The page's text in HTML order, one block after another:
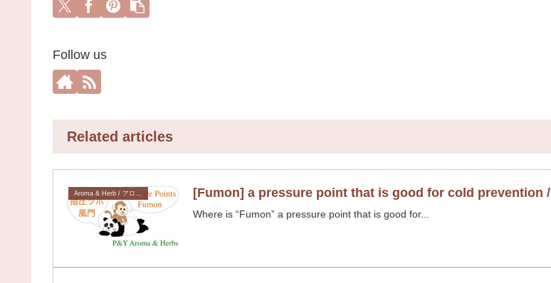
Follow us
Related articles
[Fumon] a pressure point that is good for cold prevention /
Where is “Fumon” a pressure point that is good for...